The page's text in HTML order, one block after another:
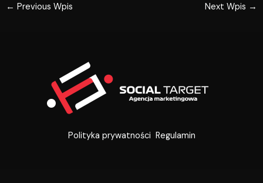
← Previous Wpis Next Wpis →
Polityka prywatności Regulamin